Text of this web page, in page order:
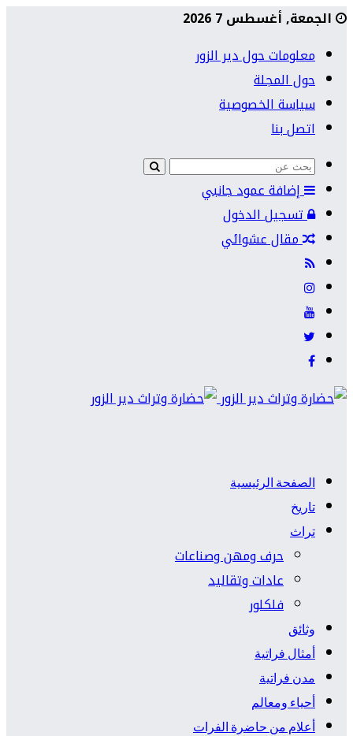
الجمعة, أغسطس 7 2026
معلومات حول دير الزور
حول المجلة
سياسة الخصوصية
اتصل بنا
إضافة عمود جانبي
تسجيل الدخول
مقال عشوائي
الصفحة الرئيسية
تاريخ
تراث
حرف ومهن وصناعات
عادات وتقاليد
فلكلور
وثائق
أمثال فراتية
مدن فراتية
أحياء ومعالم
أعلام من حاضرة الفرات